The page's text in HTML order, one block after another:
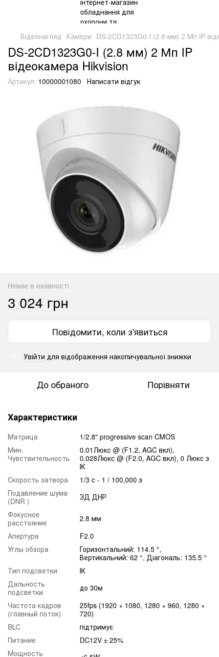
Відеонагляд Камери DS-2CD1323G0-I (2.8 мм) 2 Мп IP
DS-2CD1323G0-I (2.8 мм) 2 Мп IP
відеокамера Hikvision
Артикул: 10000001080 Написати відгук
Немає в наявності
3 024 грн
Повідомити, коли з'явиться
Увійти для відображення накопичувальної знижки
До обраного Порівняти
Характеристики
Матрица
1/2.8" progressive scan CMOS
Мин.
Чувствительность
0.01Люкс @ (F1.2, AGC вкл),
0.028Люкс @ (F2.0, AGC вкл), 0 Люкс з
ІК
Скорость затвора
1/3 с - 1 / 100,000 з
Подавление шума
(DNR )
ЗД ДНР
Фокусное
расстояние
2.8 мм
Апертура
F2.0
Углы обзора
Горизонтальний: 114.5 °,
Вертикальний: 62 °, Діагональ: 135.5 °
Тип подсветки
ІК
Дальность
подсветки
до 30м
Частота кадров
(главный поток)
25fps (1920 × 1080, 1280 × 960, 1280 ×
720)
BLC
підтримує
Питание
DC12V ± 25%
Мощность